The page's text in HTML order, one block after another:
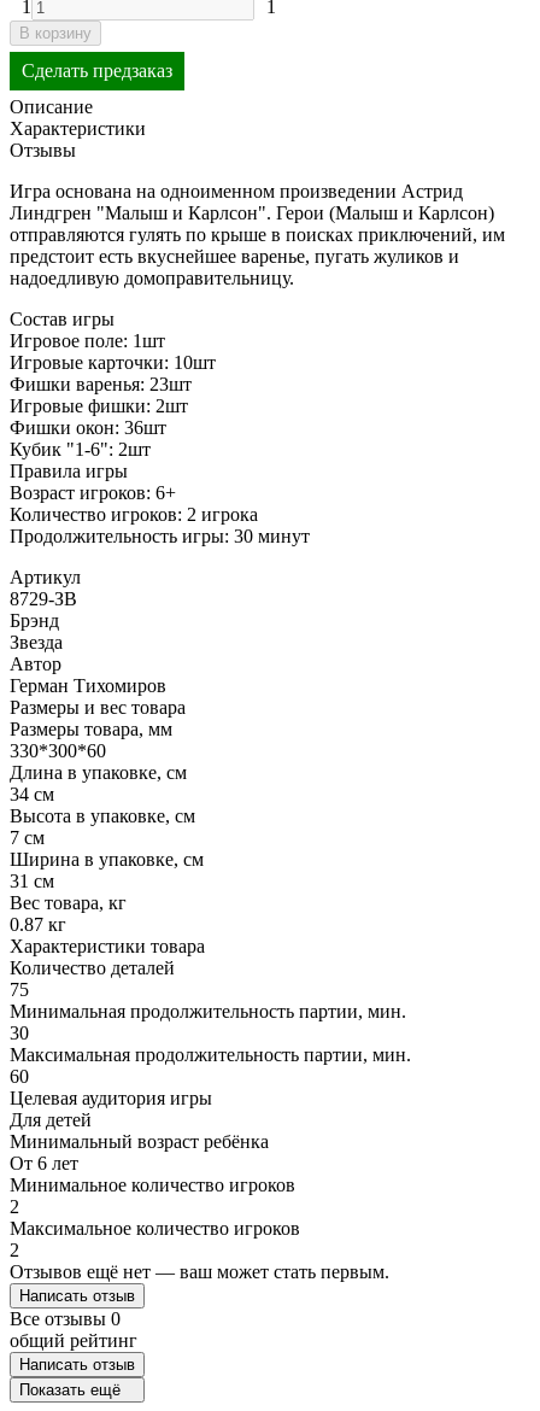
1 1
В корзину
Сделать предзаказ
Описание
Характеристики
Отзывы
Игра основана на одноименном произведении Астрид
Линдгрен "Малыш и Карлсон". Герои (Малыш и Карлсон)
отправляются гулять по крыше в поисках приключений, им
предстоит есть вкуснейшее варенье, пугать жуликов и
надоедливую домоправительницу.
Состав игры
Игровое поле: 1шт
Игровые карточки: 10шт
Фишки варенья: 23шт
Игровые фишки: 2шт
Фишки окон: 36шт
Кубик "1-6": 2шт
Правила игры
Возраст игроков: 6+
Количество игроков: 2 игрока
Продолжительность игры: 30 минут
Артикул
8729-ЗВ
Брэнд
Звезда
Автор
Герман Тихомиров
Размеры и вес товара
Размеры товара, мм
330*300*60
Длина в упаковке, см
34 см
Высота в упаковке, см
7 см
Ширина в упаковке, см
31 см
Вес товара, кг
0.87 кг
Характеристики товара
Количество деталей
75
Минимальная продолжительность партии, мин.
30
Максимальная продолжительность партии, мин.
60
Целевая аудитория игры
Для детей
Минимальный возраст ребёнка
От 6 лет
Минимальное количество игроков
2
Максимальное количество игроков
2
Отзывов ещё нет — ваш может стать первым.
Написать отзыв
Все отзывы 0
общий рейтинг
Написать отзыв
Показать ещё